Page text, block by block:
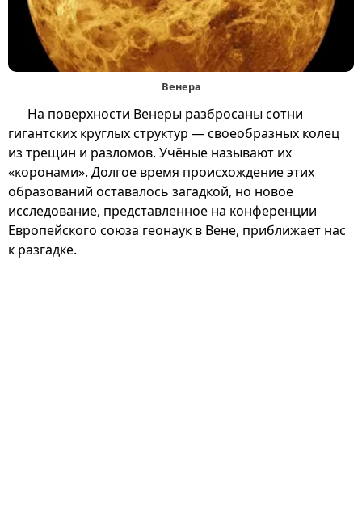
Венера
На поверхности Венеры разбросаны сотни
гигантских круглых структур — своеобразных колец
из трещин и разломов. Учёные называют их
«коронами». Долгое время происхождение этих
образований оставалось загадкой, но новое
исследование, представленное на конференции
Европейского союза геонаук в Вене, приближает нас
к разгадке.